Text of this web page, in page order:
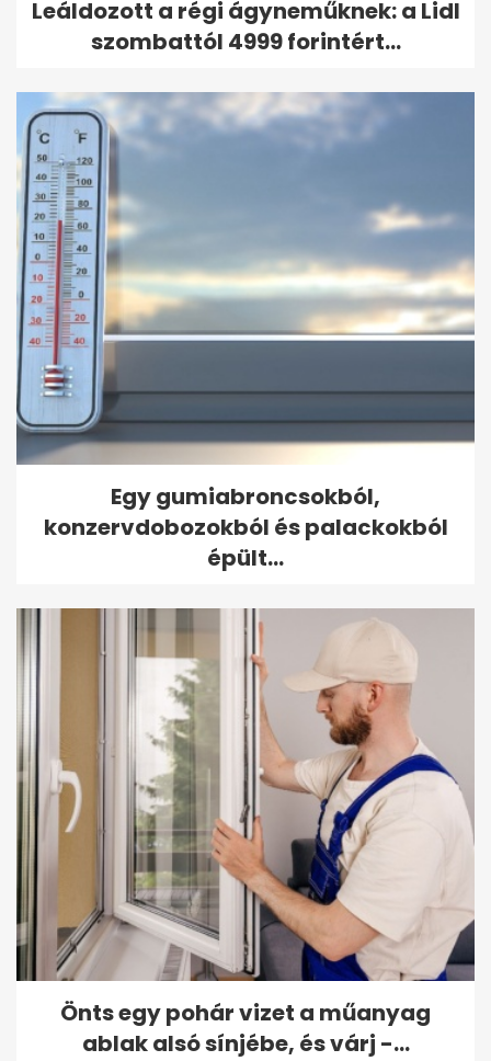
Leáldozott a régi ágyneműknek: a Lidl
szombattól 4999 forintért...
Egy gumiabroncsokból,
konzervdobozokból és palackokból
épült...
Önts egy pohár vizet a műanyag
ablak alsó sínjébe, és várj -...